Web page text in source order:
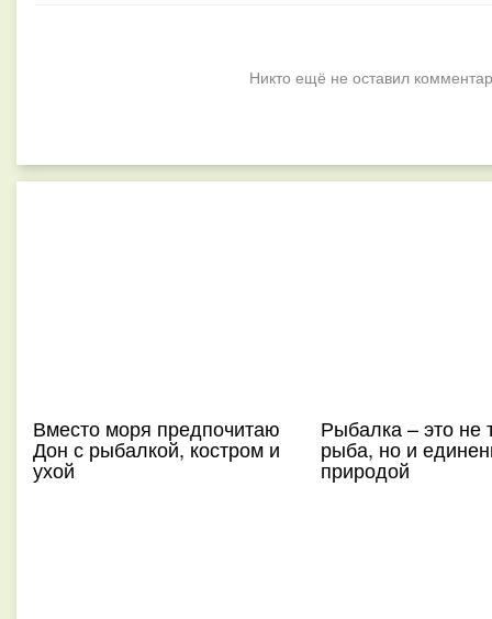
Никто ещё не оставил
Вместо моря предпочитаю
Дон с рыбалкой, костром и
ухой
Рыбалка – это не
рыба, но и
природой